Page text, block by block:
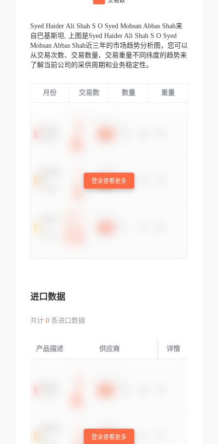
Syed Haider Ali Shah S O Syed Mohsan Abbas Shah来
自巴基斯坦,
上图是Syed Haider Ali Shah S O Syed
Mohsan Abbas Shah近三年的市场趋势分析图，您可以
从交易次数、交易数量、交易重量不同纬度的趋势来
了解当前公司的采供周期和业务稳定性。
月份 交易数 数量 重量
登录查看更多
进口数据
共计 0条进口数据
产品描述 供应商 起运国/地区
详情
登录查看更多